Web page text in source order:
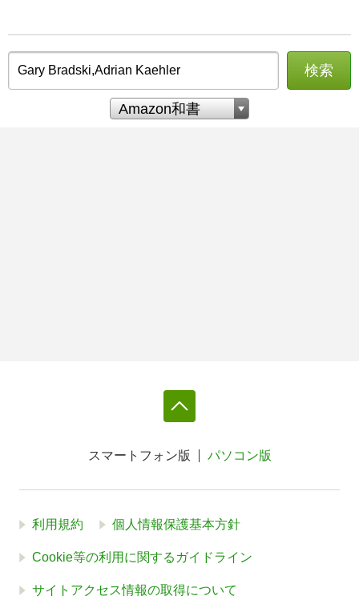
検索
スマートフォン版 パソコン版
利用規約 個人情報保護基本方針
Cookie等の利用に関するガイドライン
サイトアクセス情報の取得について